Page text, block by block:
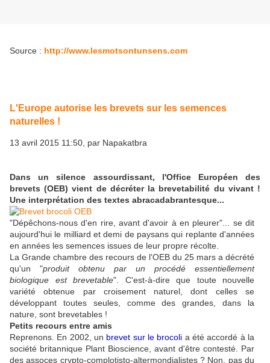
Source : http://www.lesmotsontunsens.com
L'Europe autorise les brevets sur les semences
naturelles !
13 avril 2015 11:50, par Napakatbra
Dans un silence assourdissant, l'Office Européen des
brevets (OEB) vient de décréter la brevetabilité du vivant !
Une interprétation des textes abracadabrantesque...
"Dépêchons-nous d'en rire, avant d'avoir à en pleurer"... se dit
aujourd'hui le milliard et demi de paysans qui replante d'années
en années les semences issues de leur propre récolte.
La Grande chambre des recours de l'OEB du 25 mars a décrété
qu'un "produit obtenu par un procédé essentiellement
biologique est brevetable". C'est-à-dire que toute nouvelle
variété obtenue par croisement naturel, dont celles se
développant toutes seules, comme des grandes, dans la
nature, sont brevetables !
Petits recours entre amis
Reprenons. En 2002, un brevet sur le brocoli a été accordé à la
société britannique Plant Bioscience, avant d'être contesté. Par
des assoces crypto-complotisto-altermondialistes ? Non, pas du